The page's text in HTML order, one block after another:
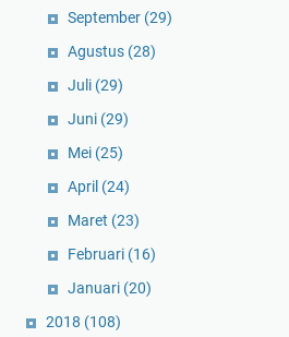
September (29)
Agustus (28)
Juli (29)
Juni (29)
Mei (25)
April (24)
Maret (23)
Februari (16)
Januari (20)
2018 (108)